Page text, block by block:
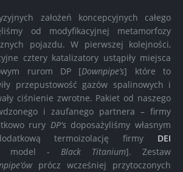
założeń koncepcyjnych całego
od modyfikacyjnej metamorfozy
pojazdu. W pierwszej kolejności,
cztery katalizatory ustąpiły miejsca
rurom DP [Downpipe’s] które to
przepustowość gazów spalinowych i
ciśnienie zwrotne. Pakiet od naszego
i zaufanego partnera – firmy
rury DP'sdoposażyliśmy własnym
termoizolację firmy DEI
model - Black Titanium]. Zestaw
prócz wcześniej przytoczonych